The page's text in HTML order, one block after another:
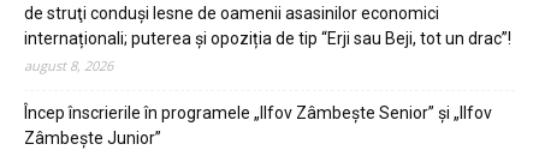
de struţi conduși lesne de oamenii asasinilor economici
internaționali; puterea și opoziția de tip “Erji sau Beji, tot un drac”!
august 8, 2026
Încep înscrierile în programele „Ilfov Zâmbește Senior” și „Ilfov
Zâmbește Junior”